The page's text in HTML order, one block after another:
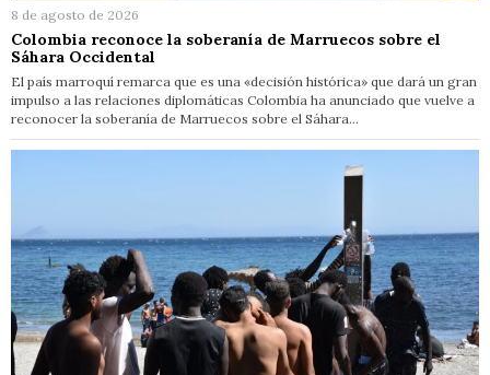
8 de agosto de 2026
Colombia reconoce la soberanía de Marruecos sobre el
Sáhara Occidental
El país marroquí remarca que es una «decisión histórica» que dará un gran
impulso a las relaciones diplomáticas Colombia ha anunciado que vuelve a
reconocer la soberanía de Marruecos sobre el Sáhara…